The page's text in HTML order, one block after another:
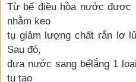
Từ bể điều hòa nước được
nhằm keo
tụ giảm lượng chất rắn lơ
Sau đó,
đưa nước sang bểlắng 1
tụ tạo